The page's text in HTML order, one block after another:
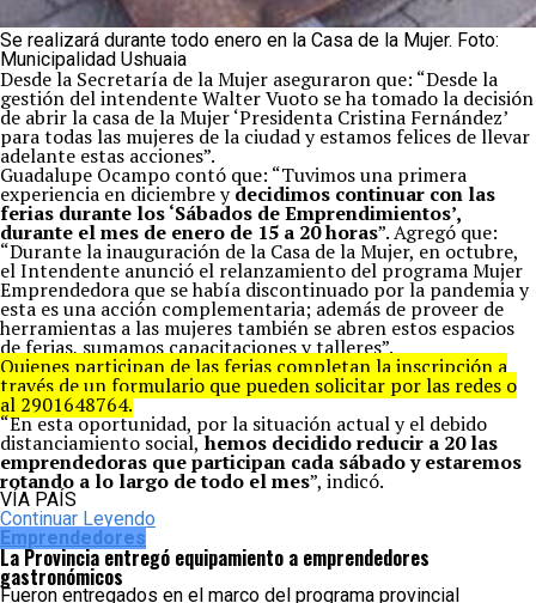
Se realizará durante todo enero en la Casa de la Mujer. Foto:
Municipalidad Ushuaia
Desde la Secretaría de la Mujer aseguraron que: “Desde la
gestión del intendente Walter Vuoto se ha tomado la decisión
de abrir la casa de la Mujer ‘Presidenta Cristina Fernández’
para todas las mujeres de la ciudad y estamos felices de llevar
adelante estas acciones”.
Guadalupe Ocampo contó que: “Tuvimos una primera
experiencia en diciembre ydecidimos continuar con las
ferias durante los ‘Sábados de Emprendimientos’,
durante el mes de enero de 15 a 20 horas”. Agregó que:
“Durante la inauguración de la Casa de la Mujer, en octubre,
el Intendente anunció el relanzamiento del programa Mujer
Emprendedora que se había discontinuado por la pandemia y
esta es una acción complementaria; además de proveer de
herramientas a las mujeres también se abren estos espacios
de ferias, sumamos capacitaciones y talleres”.
Quienes participan de las ferias completan la inscripción a
través de un formulario que pueden solicitar por las redes o
al 2901648764.
“En esta oportunidad, por la situación actual y el debido
distanciamiento social,hemos decidido reducir a 20 las
emprendedoras que participan cada sábado y estaremos
rotando a lo largo de todo el mes”, indicó.
VÍA PAÍS
Continuar Leyendo
Emprendedores
La Provincia entregó equipamiento a emprendedores
gastronómicos
Fueron entregados en el marco del programa provincial